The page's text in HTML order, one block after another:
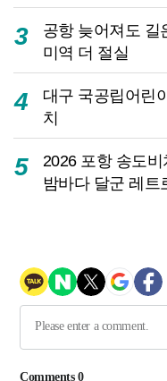
3
공항 늦어져도 길
미역 더 절실
4
대구 국공립어린
치
5
2026 포항 송도
밤바다 달군 레트